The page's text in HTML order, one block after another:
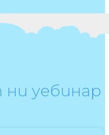
уебинар